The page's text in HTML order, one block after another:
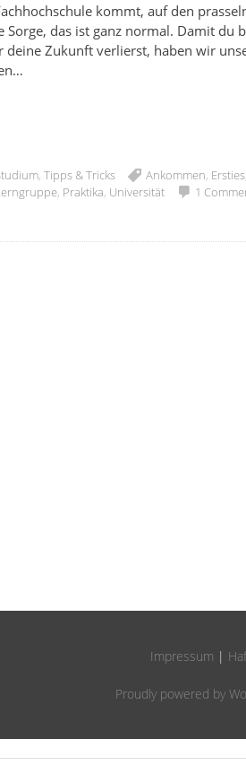
kommt, auf den
Sorge, das ist ganz normal. Damit
Zukunft verlierst, haben wir
, Tipps & Tricks Ankommen, Ersties
, Praktika, Universität 1
Impressum |
Proudly powered by